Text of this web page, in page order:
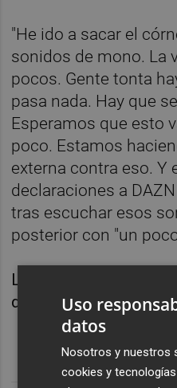
"He ido a sacar el
sonidos de mono. La
pocos. Gente tonta
pasa nada. Hay que
Esperamos que esto
poco. Estamos
externa contra eso. Y
declaraciones a
tras escuchar esos
posterior con "un
La Policía ya ha
de ese incidente en el
Uso
datos
Nosotros y nuestros
cookies y